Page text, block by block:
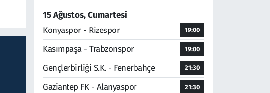
15 Ağustos, Cumartesi
Konyaspor - Rizespor
19:00
Kasımpaşa - Trabzonspor 19:00
Gençlerbirliği S.K. - Fenerbahçe 21:30
Gaziantep FK - Alanyaspor 21:30